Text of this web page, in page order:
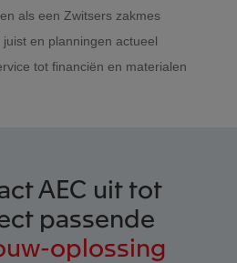
als een Zwitsers zakmes
en planningen actueel
tot financiën en materialen
AEC uit tot
passende
oplossing